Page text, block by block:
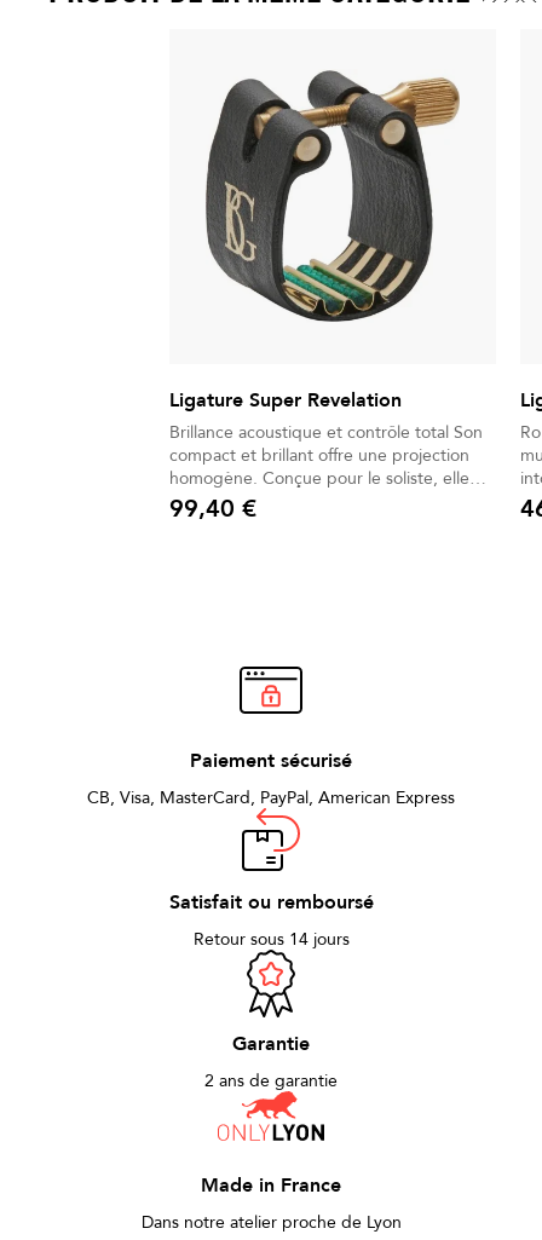
Ligature Super Revelation
Brillance acoustique et contrôle total Son
compact et brillant offre une projection
homogène. Conçue pour le soliste, elle
allie puissance et précision. Articulation
fluide et réactive pour un staccato naturel.
Prix
99,40 €
musique
Prix
Paiement sécurisé
CB, Visa, MasterCard, PayPal, American Express
Satisfait ou remboursé
Retour sous 14 jours
Garantie
2 ans de garantie
Made in France
Dans notre atelier proche de Lyon